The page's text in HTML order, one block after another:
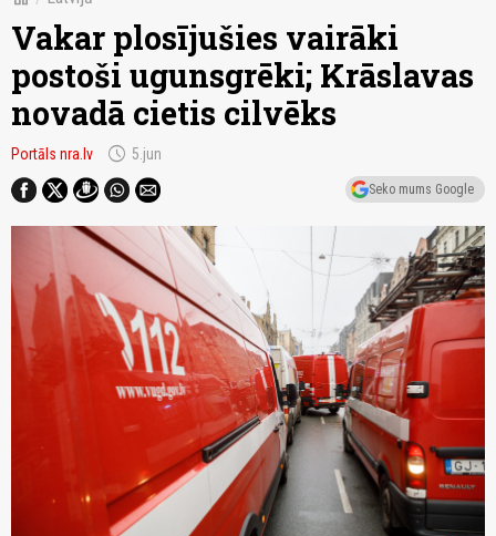
Vakar plosījušies vairāki
postoši ugunsgrēki; Krāslavas
novadā cietis cilvēks
Portāls nra.lv schedule 5.jun
Seko mums Google